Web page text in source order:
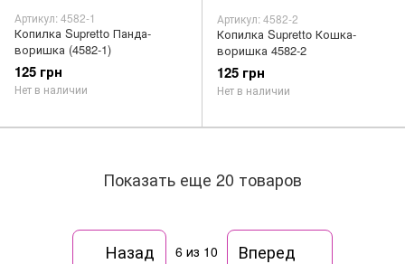
Артикул: 4582-1
Копилка Supretto Панда-
воришка (4582-1)
125 грн
Нет в наличии
Артикул: 4582-2
Копилка Supretto Кошка-
воришка 4582-2
125 грн
Нет в наличии
Показать еще 20 товаров
Назад 6 из 10 Вперед